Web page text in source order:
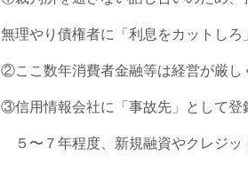
無理やり債権者に「利息をカットしろ
②ここ数年消費者金融等は経営が厳し
③信用情報会社に「事故先」として登
５〜７年程度、新規融資やクレジッ